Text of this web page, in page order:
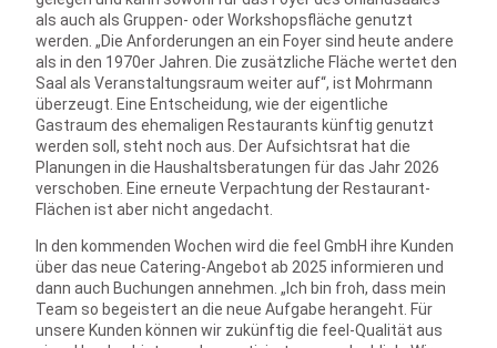
als auch als Gruppen- oder Workshopsfläche genutzt
werden. „Die Anforderungen an ein Foyer sind heute andere
als in den 1970er Jahren. Die zusätzliche Fläche wertet den
Saal als Veranstaltungsraum weiter auf“, ist Mohrmann
überzeugt. Eine Entscheidung, wie der eigentliche
Gastraum des ehemaligen Restaurants künftig genutzt
werden soll, steht noch aus. Der Aufsichtsrat hat die
Planungen in die Haushaltsberatungen für das Jahr 2026
verschoben. Eine erneute Verpachtung der Restaurant-
Flächen ist aber nicht angedacht.
In den kommenden Wochen wird die feel GmbH ihre Kunden
über das neue Catering-Angebot ab 2025 informieren und
dann auch Buchungen annehmen. „Ich bin froh, dass mein
Team so begeistert an die neue Aufgabe herangeht. Für
unsere Kunden können wir zukünftig die feel-Qualität aus